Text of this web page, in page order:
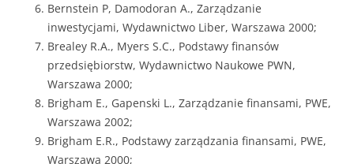
Bernstein P, Damodoran A., Zarządzanie
inwestycjami, Wydawnictwo Liber, Warszawa 2000;
Brealey R.A., Myers S.C., Podstawy finansów
przedsiębiorstw, Wydawnictwo Naukowe PWN,
Warszawa 2000;
Brigham E., Gapenski L., Zarządzanie finansami, PWE,
Warszawa 2002;
Brigham E.R., Podstawy zarządzania finansami, PWE,
Warszawa 2000;